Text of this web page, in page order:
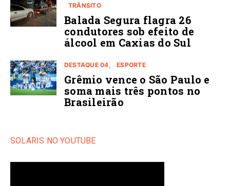
TRÂNSITO
Balada Segura flagra 26
condutores sob efeito de
álcool em Caxias do Sul
DESTAQUE 04 ESPORTE
Grêmio vence o São Paulo e
soma mais três pontos no
Brasileirão
SOLARIS NO YOUTUBE